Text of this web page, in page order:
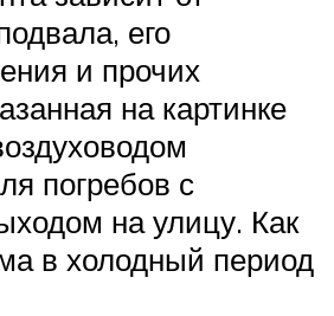
его
и прочих
на картинке
погребов с
на улицу. Как
в холодный период